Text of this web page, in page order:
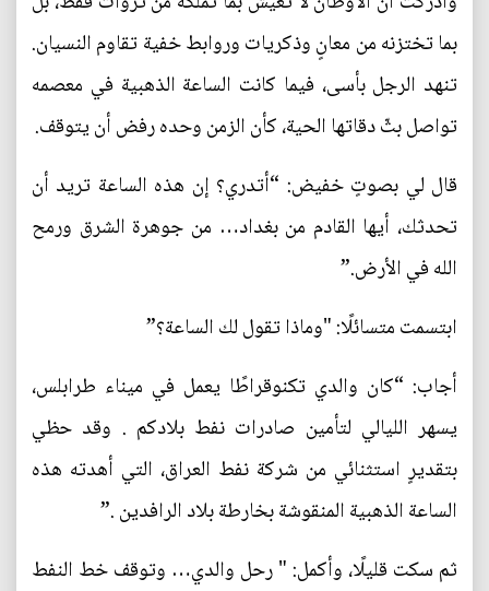
بما تختزنه من معانٍ وذكريات وروابط خفية تقاوم النسيان.
تنهد الرجل بأسى، فيما كانت الساعة الذهبية في معصمه
تواصل بثّ دقاتها الحية، كأن الزمن وحده رفض أن يتوقف.
قال لي بصوتٍ خفيض: “أتدري؟ إن هذه الساعة تريد أن
تحدثك، أيها القادم من بغداد… من جوهرة الشرق ورمح
الله في الأرض.”
ابتسمت متسائلًا: "وماذا تقول لك الساعة؟”
أجاب: “كان والدي تكنوقراطًا يعمل في ميناء طرابلس،
يسهر الليالي لتأمين صادرات نفط بلادكم . وقد حظي
بتقديرٍ استثنائي من شركة نفط العراق، التي أهدته هذه
الساعة الذهبية المنقوشة بخارطة بلاد الرافدين .”
ثم سكت قليلًا، وأكمل: " رحل والدي… وتوقف خط النفط